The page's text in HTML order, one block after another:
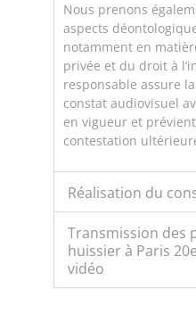
Nous prenons
aspects
notamment en
privée et du droit à
responsable assure
constat audiovisuel
en vigueur et
contestation
Réalisation du
Transmission des
huissier à Paris
vidéo